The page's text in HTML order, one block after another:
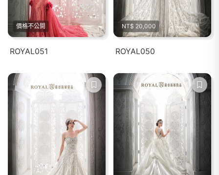
價格不公開
ROYAL051
NT$ 20,000
ROYAL050